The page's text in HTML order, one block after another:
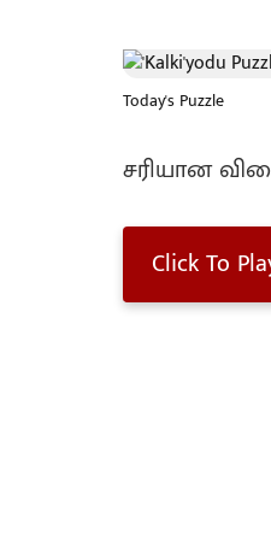
Today's Puzzle
சரியான
Click To